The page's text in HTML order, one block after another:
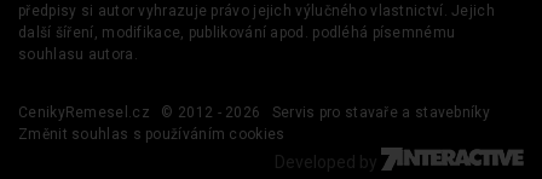
předpisy si autor vyhrazuje právo jejich výlučného vlastnictví. Jejich
další šíření, modifikace, publikování apod. podléhá písemnému
souhlasu autora.
CenikyRemesel.cz © 2012 - 2026
Servis pro stavaře a stavebníky
Změnit souhlas s používáním cookies
Developed by